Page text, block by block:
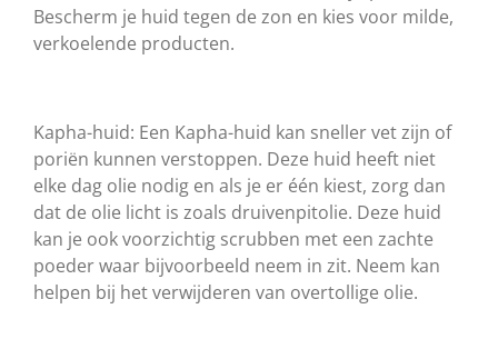
Bescherm je huid tegen de zon en kies voor milde,
verkoelende producten.
Kapha-huid: Een Kapha-huid kan sneller vet zijn of
poriën kunnen verstoppen. Deze huid heeft niet
elke dag olie nodig en als je er één kiest, zorg dan
dat de olie licht is zoals druivenpitolie. Deze huid
kan je ook voorzichtig scrubben met een zachte
poeder waar bijvoorbeeld neem in zit. Neem kan
helpen bij het verwijderen van overtollige olie.